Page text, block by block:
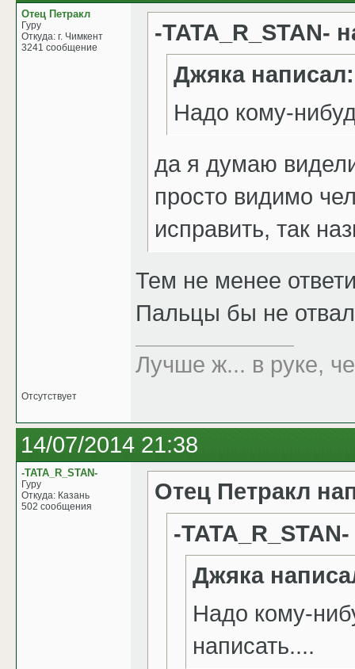
Отец Петракл
Гуру
Откуда: г. Чимкент
3241 сообщение
-TATA_R_STAN-
Джяка написал:
Надо кому-
да я думаю
просто видимо
исправить, так
Тем не менее
Пальцы бы не
Лучше ж... в руке,
Отсутствует
14/07/2014 21:38
-TATA_R_STAN-
Гуру
Откуда: Казань
502 сообщения
Отец Петракл
-
Джяка
Надо кому-
написать....